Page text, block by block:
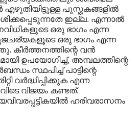
എഴുതിയിട്ടുള്ള പുസ്തകങ്ങളിൽ
ഇല്ല. എന്നാൽ
ഒരു ഭാഗം എന്ന
ഒരു ഭാഗം എന്ന
കീർത്തനത്തിന്റെ വൻ
ഉപയോഗിച്ച്, അമ്പലത്തിന്റെ
സ്ഥപിച്ച് പാട്ടിന്റെ
വർദ്ധിപ്പിക്കുക എന്ന
വിജയം കണ്ടത്.
ഹരിവരാസനം